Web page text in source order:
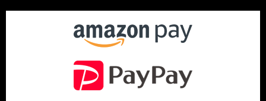
【シマノ】21スフェロスSW［SPHEROS SW］対応 カスタム
【シマノ】14スフェロスSW［SPHEROS SW］対応 カスタム
【シマノ】21エクスセンス［EXSENCE］対応 カスタムパーツ